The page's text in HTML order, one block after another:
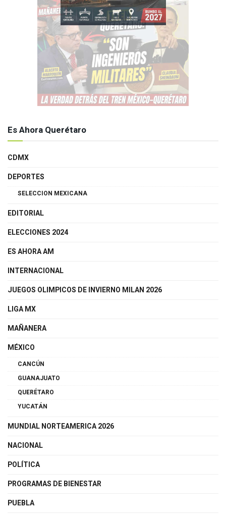
Es Ahora Querétaro
CDMX
DEPORTES
SELECCION MEXICANA
EDITORIAL
ELECCIONES 2024
ES AHORA AM
INTERNACIONAL
JUEGOS OLIMPICOS DE INVIERNO MILAN 2026
LIGA MX
MAÑANERA
MÉXICO
CANCÚN
GUANAJUATO
QUERÉTARO
YUCATÁN
MUNDIAL NORTEAMERICA 2026
NACIONAL
POLÍTICA
PROGRAMAS DE BIENESTAR
PUEBLA